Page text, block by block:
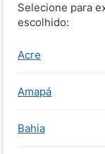
Selecione para
escolhido:
Acre
Amapá
Bahia